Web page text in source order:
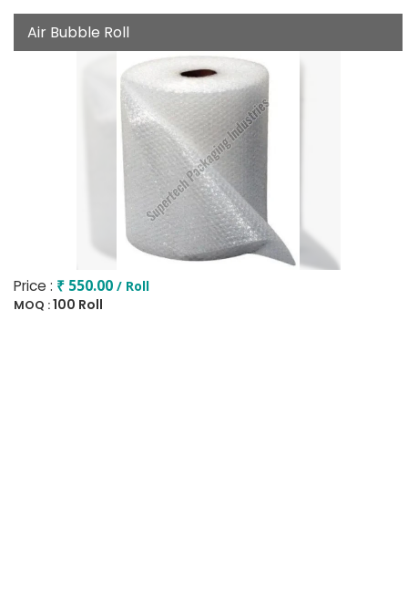
Air Bubble Roll
Price : ₹ 550.00 / Roll
MOQ :100 Roll